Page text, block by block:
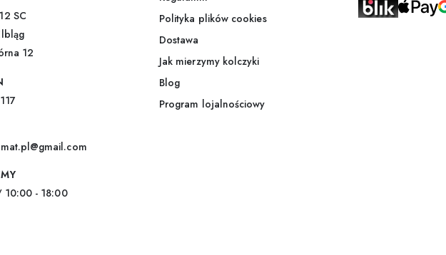
SC
12
10:00 - 18:00
Polityka plików cookies
Dostawa
Jak mierzymy kolczyki
Blog
Program lojalnościowy